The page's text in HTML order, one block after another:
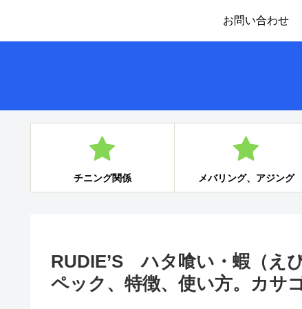
お問い合わせ
チニング関係 メバリング、アジング
RUDIE’S ハタ喰い・蝦（え
ペック、特徴、使い方。カサ